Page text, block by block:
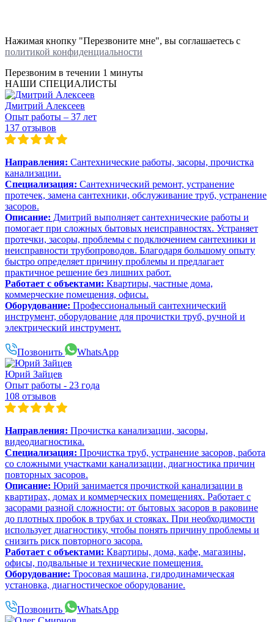
Нажимая кнопку "Перезвоните мне", вы соглашаетесь с
политикой конфиденциальности
Перезвоним в течении 1 минуты
НАШИ СПЕЦИАЛИСТЫ
Дмитрий Алексеев
Опыт работы – 37 лет
137 отзывов
Направления: Сантехнические работы, засоры, прочистка
канализации.
Специализация: Сантехнический ремонт, устранение
протечек, замена сантехники, обслуживание труб, устранение
засоров.
Описание: Дмитрий выполняет сантехнические работы и
помогает при сложных бытовых неисправностях. Устраняет
протечки, засоры, проблемы с подключением сантехники и
неисправности трубопроводов. Благодаря большому опыту
быстро определяет причину проблемы и предлагает
практичное решение без лишних работ.
Работает с объектами: Квартиры, частные дома,
коммерческие помещения, офисы.
Оборудование: Профессиональный сантехнический
инструмент, оборудование для прочистки труб, ручной и
электрический инструмент.
Позвонить WhatsApp
Юрий Зайцев
Опыт работы - 23 года
108 отзывов
Направления: Прочистка канализации, засоры,
видеодиагностика.
Специализация: Прочистка труб, устранение засоров, работа
со сложными участками канализации, диагностика причин
повторных засоров.
Описание: Юрий занимается прочисткой канализации в
квартирах, домах и коммерческих помещениях. Работает с
засорами разной сложности: от бытовых засоров в раковине
до плотных пробок в трубах и стояках. При необходимости
использует диагностику, чтобы понять причину проблемы и
снизить риск повторного засора.
Работает с объектами: Квартиры, дома, кафе, магазины,
офисы, подвальные и технические помещения.
Оборудование: Тросовая машина, гидродинамическая
установка, диагностическое оборудование.
Позвонить WhatsApp